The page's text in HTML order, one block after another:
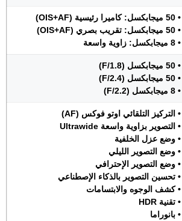
• 50 ميجابكسل: كاميرا رئيسية (OIS+AF)
• 50 ميجابكسل: تقريب بصري (OIS+AF)
• 8 ميجابكسل: زاوية واسعة
• 50 ميجابكسل (F/1.8)
• 50 ميجابكسل (F/2.4)
• 8 ميجابكسل (F/2.2)
• التركيز التلقائي اوتو فوكس (AF)
• التصوير بزاوية واسعة Ultrawide
• وضع عزل الخلفية
• وضع التصوير الليلي
• وضع التصوير الإحترافي
• تحسين التصوير بالذكاء الإصطناعي
• كشف الوجوه والابتسامات
• تقنية HDR
• بانوراما